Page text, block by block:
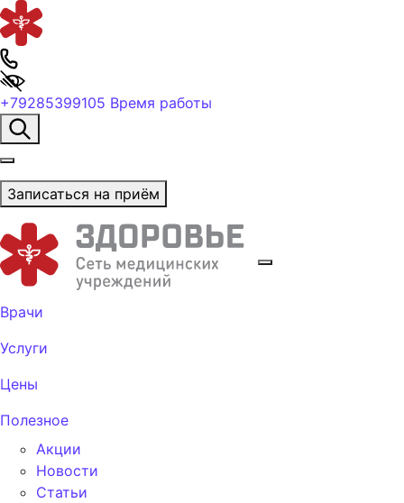
+79285399105 Время работы
Записаться на приём
Врачи
Услуги
Цены
Полезное
Акции
Новости
Статьи